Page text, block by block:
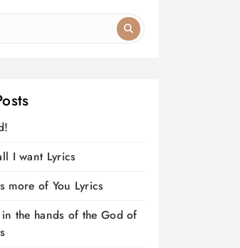
I want Lyrics
more of You Lyrics
the hands of the God of